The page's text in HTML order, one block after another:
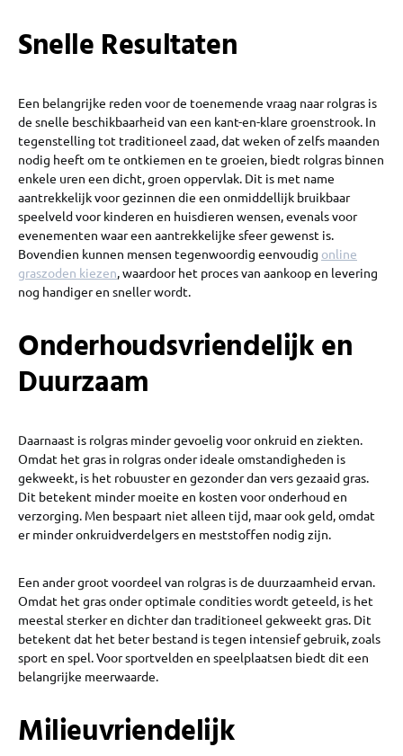
Snelle Resultaten
Een belangrijke reden voor de toenemende vraag naar rolgras is
de snelle beschikbaarheid van een kant-en-klare groenstrook. In
tegenstelling tot traditioneel zaad, dat weken of zelfs maanden
nodig heeft om te ontkiemen en te groeien, biedt rolgras binnen
enkele uren een dicht, groen oppervlak. Dit is met name
aantrekkelijk voor gezinnen die een onmiddellijk bruikbaar
speelveld voor kinderen en huisdieren wensen, evenals voor
evenementen waar een aantrekkelijke sfeer gewenst is.
Bovendien kunnen mensen tegenwoordig eenvoudig online
graszoden kiezen, waardoor het proces van aankoop en levering
nog handiger en sneller wordt.
Onderhoudsvriendelijk en
Duurzaam
Daarnaast is rolgras minder gevoelig voor onkruid en ziekten.
Omdat het gras in rolgras onder ideale omstandigheden is
gekweekt, is het robuuster en gezonder dan vers gezaaid gras.
Dit betekent minder moeite en kosten voor onderhoud en
verzorging. Men bespaart niet alleen tijd, maar ook geld, omdat
er minder onkruidverdelgers en meststoffen nodig zijn.
Een ander groot voordeel van rolgras is de duurzaamheid ervan.
Omdat het gras onder optimale condities wordt geteeld, is het
meestal sterker en dichter dan traditioneel gekweekt gras. Dit
betekent dat het beter bestand is tegen intensief gebruik, zoals
sport en spel. Voor sportvelden en speelplaatsen biedt dit een
belangrijke meerwaarde.
Milieuvriendelijk